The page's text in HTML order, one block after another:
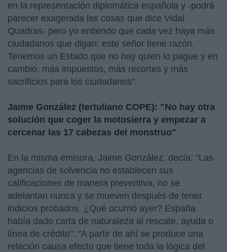
en la representación diplomática española y -podrá
parecer exagerada las cosas que dice Vidal
Quadras- pero yo entiendo que cada vez haya más
ciudadanos que digan: este señor tiene razón.
Tenemos un Estado que no hay quien lo pague y en
cambio, más impuestos, más recortes y más
sacrificios para los ciudadanos".
Jaime González (tertuliano COPE): "No hay otra
solución que coger la motosierra y empezar a
cercenar las 17 cabezas del monstruo"
En la misma emisora, Jaime González, decía: "Las
agencias de solvencia no establecen sus
calificaciones de manera preventiva, no se
adelantan nunca y se mueven después de tener
indicios probados. ¿Qué ocurrió ayer? España
había dado carta de naturaleza al rescate, ayuda o
línea de crédito". "A partir de ahí se produce una
relación causa efecto que tiene toda la lógica del